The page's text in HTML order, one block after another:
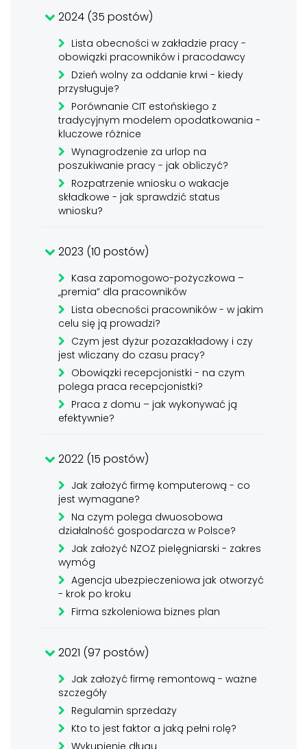
2024 (35 postów)
Lista obecności w zakładzie pracy -
obowiązki pracowników i pracodawcy
Dzień wolny za oddanie krwi - kiedy
przysługuje?
Porównanie CIT estońskiego z
tradycyjnym modelem opodatkowania -
kluczowe różnice
Wynagrodzenie za urlop na
poszukiwanie pracy - jak obliczyć?
Rozpatrzenie wniosku o wakacje
składkowe - jak sprawdzić status
wniosku?
2023 (10 postów)
Kasa zapomogowo-pożyczkowa –
„premia” dla pracowników
Lista obecności pracowników - w jakim
celu się ją prowadzi?
Czym jest dyżur pozazakładowy i czy
jest wliczany do czasu pracy?
Obowiązki recepcjonistki - na czym
polega praca recepcjonistki?
Praca z domu – jak wykonywać ją
efektywnie?
2022 (15 postów)
Jak założyć firmę komputerową - co
jest wymagane?
Na czym polega dwuosobowa
działalność gospodarcza w Polsce?
Jak założyć NZOZ pielęgniarski - zakres
wymóg
Agencja ubezpieczeniowa jak otworzyć
- krok po kroku
Firma szkoleniowa biznes plan
2021 (97 postów)
Jak założyć firmę remontową - ważne
szczegóły
Regulamin sprzedaży
Kto to jest faktor a jaką pełni rolę?
Wykupienie długu